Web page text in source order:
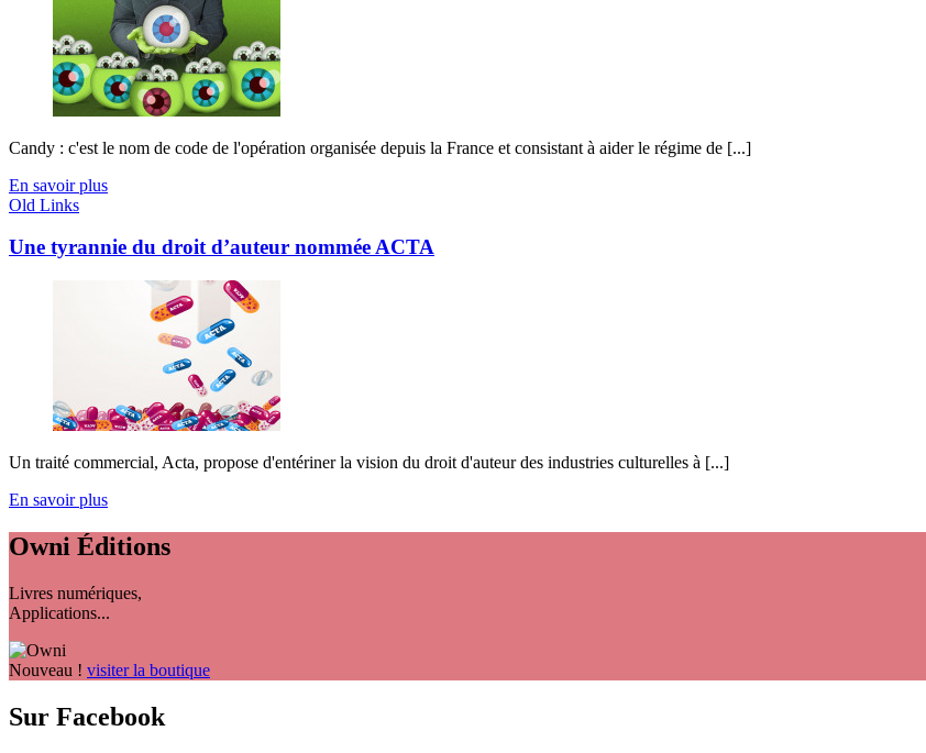
Candy : c'est le nom de code de l'opération organisée depuis la France et consistant à aider le régime de [...]
En savoir plus
Old Links
Une tyrannie du droit d’auteur nommée ACTA
Un traité commercial, Acta, propose d'entériner la vision du droit d'auteur des industries culturelles à [...]
En savoir plus
Owni Éditions
Livres numériques,
Applications...
Nouveau ! visiter la boutique
Sur Facebook